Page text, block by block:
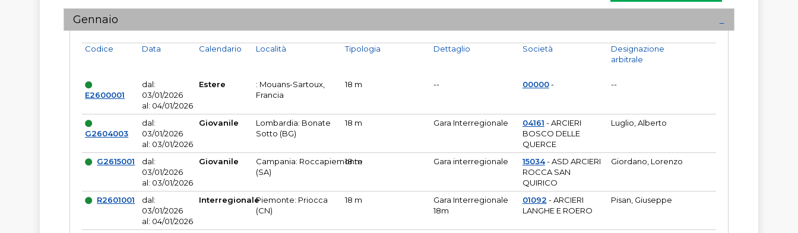
Gennaio
Codice
E2600001
Data
dal:
03/01/2026
al: 04/01/2026
Calendario
Estere
Località
: Mouans-Sartoux,
Francia
Tipologia
18 m
Dettaglio
--
Società
00000-
Designazione
arbitrale
--
G2604003
dal:
03/01/2026
al: 03/01/2026
Giovanile
Lombardia: Bonate
Sotto (BG)
18 m Gara Interregionale 04161 - ARCIERI
BOSCO DELLE
QUERCE
Luglio, Alberto
G2615001
dal:
03/01/2026
al: 03/01/2026
Giovanile
Campania: Roccapiemonte
(SA)
18 m Gara interregionale 15034- ASD ARCIERI
ROCCA SAN
QUIRICO
Giordano, Lorenzo
R2601001
dal:
03/01/2026
al: 04/01/2026
InterregionalePiemonte: Priocca
(CN)
18 m
Gara Interregionale
18m
01092 - ARCIERI
LANGHE E ROERO
Pisan, Giuseppe